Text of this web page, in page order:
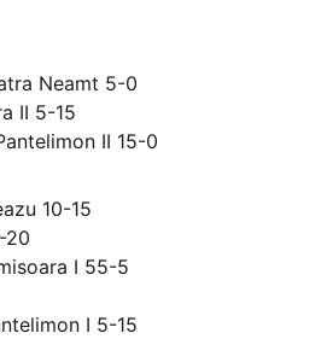
Neamt 5-0
II 5-15
II 15-0
10-15
20
I 55-5
I 5-15